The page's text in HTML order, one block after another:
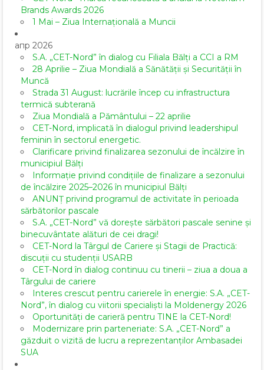
Brands Awards 2026
1 Mai – Ziua Internațională a Muncii
апр 2026
S.A. „CET-Nord” în dialog cu Filiala Bălți a CCI a RM
28 Aprilie – Ziua Mondială a Sănătății și Securității în
Muncă
Strada 31 August: lucrările încep cu infrastructura
termică subterană
Ziua Mondială a Pământului – 22 aprilie
CET-Nord, implicată în dialogul privind leadershipul
feminin în sectorul energetic.
Clarificare privind finalizarea sezonului de încălzire în
municipiul Bălți
Informație privind condițiile de finalizare a sezonului
de încălzire 2025–2026 în municipiul Bălți
ANUNȚ privind programul de activitate în perioada
sărbătorilor pascale
S.A. „CET-Nord” vă dorește sărbători pascale senine și
binecuvântate alături de cei dragi!
CET-Nord la Târgul de Cariere și Stagii de Practică:
discuții cu studenții USARB
CET-Nord în dialog continuu cu tinerii – ziua a doua a
Târgului de cariere
Interes crescut pentru carierele în energie: S.A. „CET-
Nord”, în dialog cu viitorii specialiști la Moldenergy 2026
Oportunități de carieră pentru TINE la CET-Nord!
Modernizare prin parteneriate: S.A. „CET-Nord” a
găzduit o vizită de lucru a reprezentanților Ambasadei
SUA